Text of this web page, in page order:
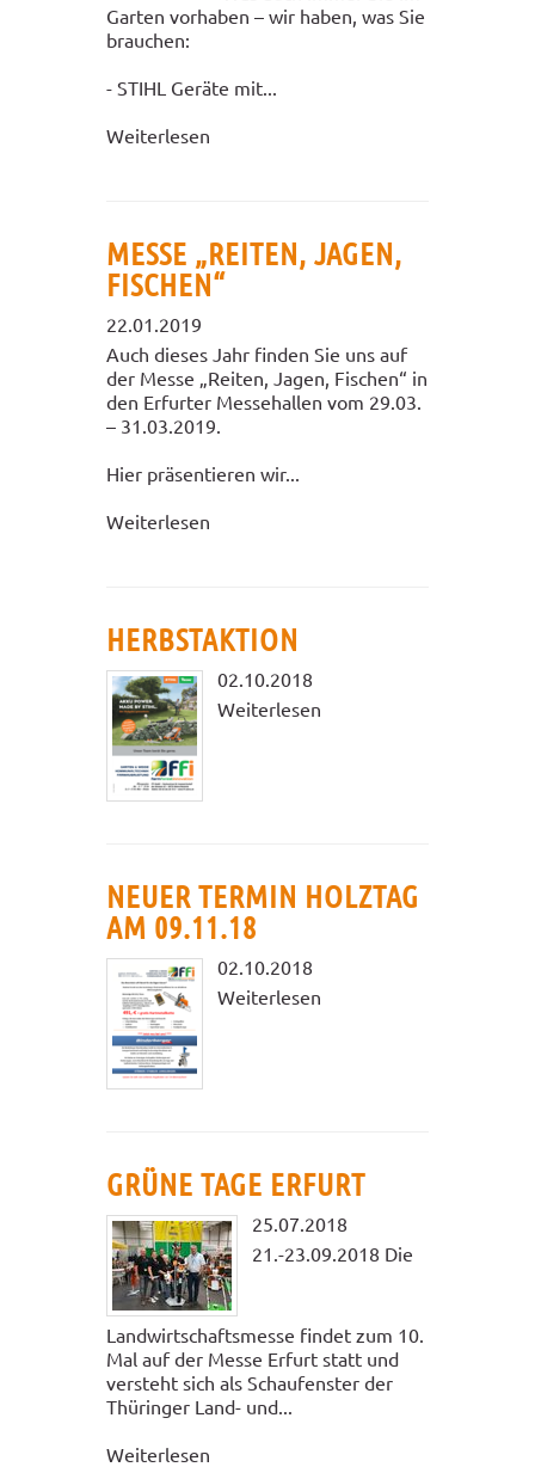
Garten vorhaben – wir haben, was Sie
brauchen:
- STIHL Geräte mit...
Weiterlesen
MESSE „REITEN, JAGEN,
FISCHEN“
22.01.2019
Auch dieses Jahr finden Sie uns auf
der Messe „Reiten, Jagen, Fischen“ in
den Erfurter Messehallen vom 29.03.
– 31.03.2019.
Hier präsentieren wir...
Weiterlesen
HERBSTAKTION
02.10.2018
Weiterlesen
NEUER TERMIN HOLZTAG
AM 09.11.18
02.10.2018
Weiterlesen
GRÜNE TAGE ERFURT
25.07.2018
21.-23.09.2018 Die
Landwirtschaftsmesse findet zum 10.
Mal auf der Messe Erfurt statt und
versteht sich als Schaufenster der
Thüringer Land- und...
Weiterlesen